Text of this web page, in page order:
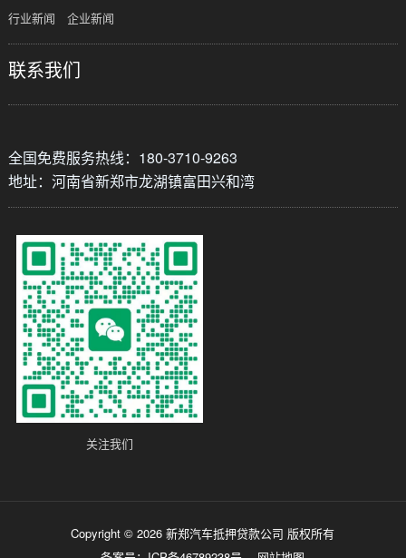
行业新闻 企业新闻
联系我们
全国免费服务热线：180-3710-9263
地址：河南省新郑市龙湖镇富田兴和湾
关注我们
Copyright © 2026 ​新郑汽车抵押贷款公司 版权所有